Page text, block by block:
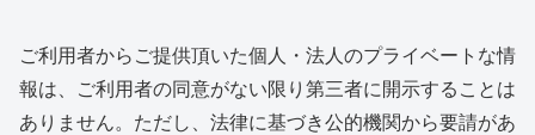
ご利用者からご提供頂いた個人・法人のプライベートな情
報は、ご利用者の同意がない限り第三者に開示することは
ありません。ただし、法律に基づき公的機関から要請があ